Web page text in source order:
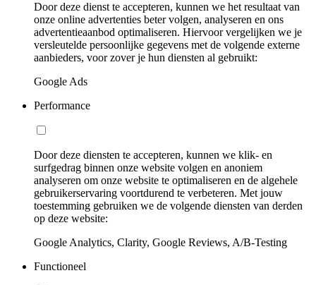
Door deze dienst te accepteren, kunnen we het resultaat van
onze online advertenties beter volgen, analyseren en ons
advertentieaanbod optimaliseren. Hiervoor vergelijken we je
versleutelde persoonlijke gegevens met de volgende externe
aanbieders, voor zover je hun diensten al gebruikt:
Google Ads
Performance
Door deze diensten te accepteren, kunnen we klik- en
surfgedrag binnen onze website volgen en anoniem
analyseren om onze website te optimaliseren en de algehele
gebruikerservaring voortdurend te verbeteren. Met jouw
toestemming gebruiken we de volgende diensten van derden
op deze website:
Google Analytics, Clarity, Google Reviews, A/B-Testing
Functioneel